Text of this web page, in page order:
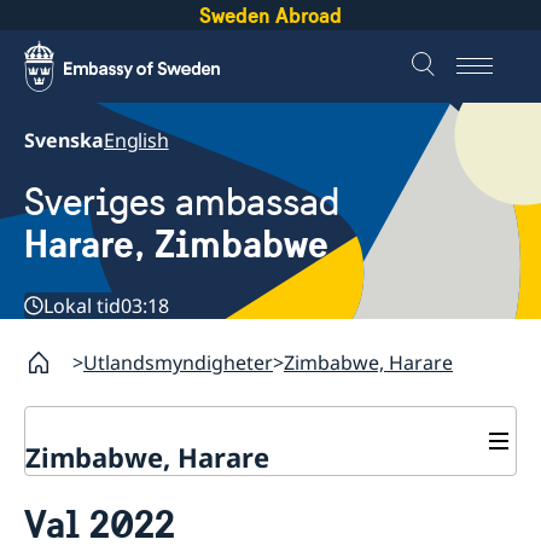
Sweden Abroad
SvenskaEnglish
Sveriges ambassad
Harare, Zimbabwe
Lokal tid03:18
Utlandsmyndigheter Zimbabwe, Harare
Zimbabwe, Harare
Om oss
Val 2022